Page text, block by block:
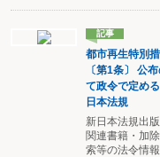
記事
都市再生特別
〔第1条〕 公
て政令で定め
日本法規
新日本法規出
関連書籍・加
索等の法令情報